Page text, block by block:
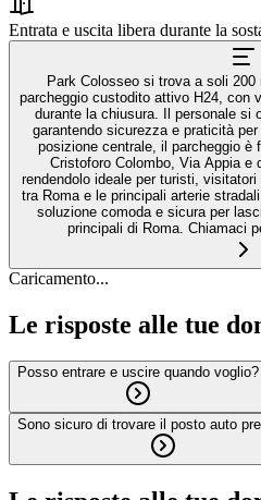
Entrata e uscita libera durante la
Park Colosseo si trova a soli
parcheggio custodito attivo H24, con
durante la chiusura. Il personale si
garantendo sicurezza e praticità
posizione centrale, il parcheggio è
Cristoforo Colombo, Via Appia e
rendendolo ideale per turisti,
tra Roma e le principali arterie
soluzione comoda e sicura per
principali di Roma. Chiamaci
Caricamento...
Le risposte alle tue
Posso entrare e uscire quando voglio?
Sono sicuro di trovare il posto auto